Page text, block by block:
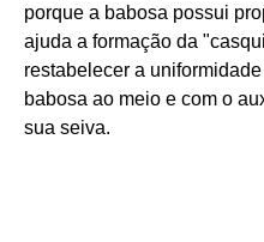
porque a babosa possui
ajuda a formação da
restabelecer a
babosa ao meio e com o
sua seiva.